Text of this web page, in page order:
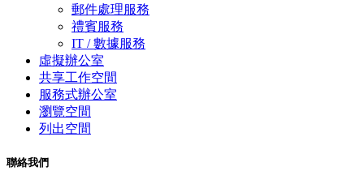
郵件處理服務
禮賓服務
IT / 數據服務
虛擬辦公室
共享工作空間
服務式辦公室
瀏覽空間
列出空間
聯絡我們